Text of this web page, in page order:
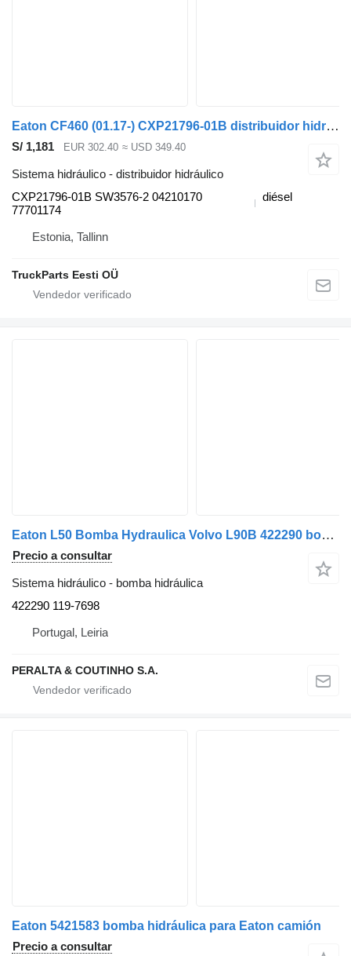
Eaton CF460 (01.17-) CXP21796-01B distribuidor hidráulico para DAF CF450, CF460 (2017-) cabeza tractora
S/ 1,181 EUR 302.40 ≈ USD 349.40
Sistema hidráulico - distribuidor hidráulico
CXP21796-01B SW3576-2 04210170
77701174
diésel
Estonia, Tallinn
TruckParts Eesti OÜ
Eaton L50 Bomba Hydraulica Volvo L90B 422290 bomba hidráulica para camión
Precio a consultar
Sistema hidráulico - bomba hidráulica
422290 119-7698
Portugal, Leiria
PERALTA & COUTINHO S.A.
Eaton 5421583 bomba hidráulica para Eaton camión
Precio a consultar